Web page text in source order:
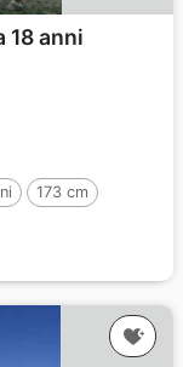
18 anni
173 cm